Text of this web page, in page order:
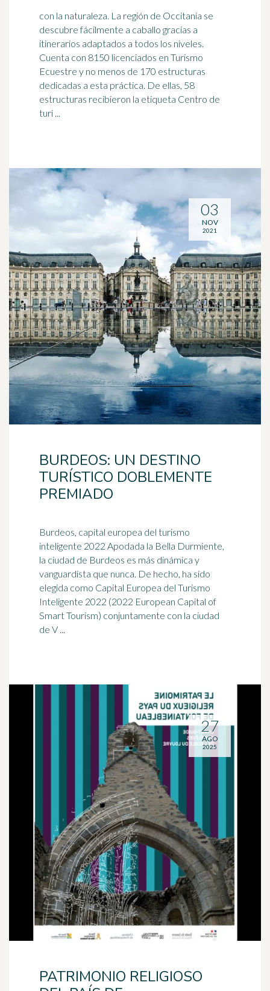
con la naturaleza. La región de Occitania se
descubre fácilmente a caballo gracias a
itinerarios adaptados a todos los niveles.
Cuenta con 8150 licenciados en Turismo
Ecuestre y no menos de 170 estructuras
dedicadas a esta práctica. De ellas, 58
estructuras recibieron la etiqueta Centro de
turi ...
BURDEOS: UN DESTINO
TURÍSTICO DOBLEMENTE
PREMIADO
Burdeos, capital europea del turismo
inteligente 2022 Apodada la Bella Durmiente,
la ciudad de Burdeos es más dinámica y
vanguardista que nunca. De hecho, ha sido
elegida como Capital Europea del Turismo
Inteligente 2022 (2022 European Capital of
Smart Tourism) conjuntamente con la ciudad
de V ...
03
NOV
2021
PATRIMONIO RELIGIOSO
27
AGO
2025